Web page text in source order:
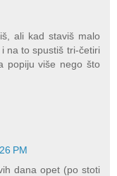
ali kad staviš malo
na to spustiš tri-četiri
popiju više nego što
PM
dana opet (po stoti